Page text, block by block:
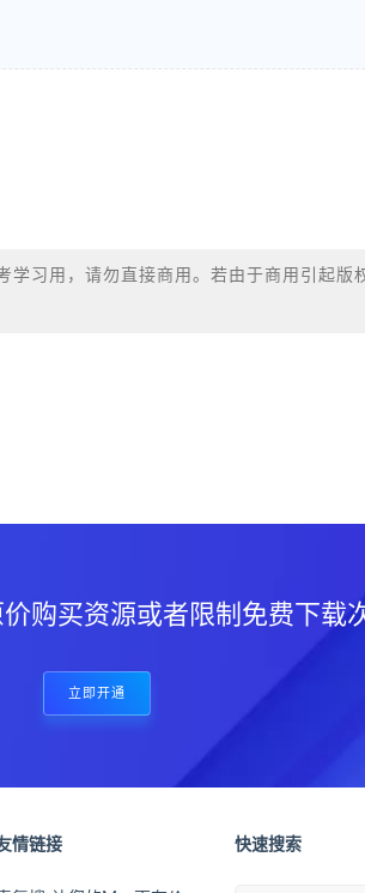
学习用，请勿直接商用。若由于商用引起版
购买资源或者限制免费下载
立即开通
情链接 快速搜索